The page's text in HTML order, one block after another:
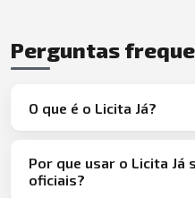
Perguntas
O que é o Licita Já?
Por que usar o Licita Já
oficiais?